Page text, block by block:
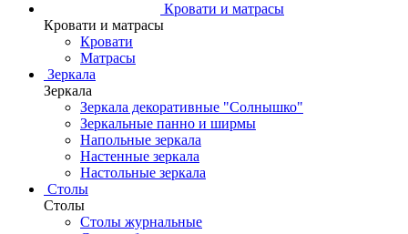
Кровати и матрасы
Кровати и матрасы
Кровати
Матрасы
Зеркала
Зеркала
Зеркала декоративные "Солнышко"
Зеркальные панно и ширмы
Напольные зеркала
Настенные зеркала
Настольные зеркала
Столы
Столы
Столы журнальные